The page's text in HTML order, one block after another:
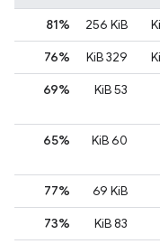
‫‎256 KiB
81%
76%
69%
65%
‎69 KiB
77%
73%